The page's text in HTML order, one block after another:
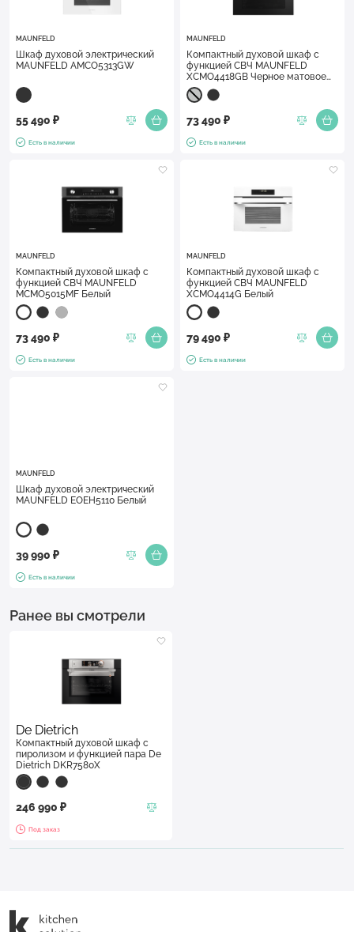
MAUNFELD
Шкаф духовой электрический
MAUNFELD AMCO5313GW
55 490 ₽
Есть в наличии
MAUNFELD
Компактный духовой шкаф с
функцией СВЧ MAUNFELD
XCMO4418GB Черное матовое
стекло
73 490 ₽
Есть в наличии
MAUNFELD
Компактный духовой шкаф с
функцией СВЧ MAUNFELD
MCMO5015MF Белый
73 490 ₽
Есть в наличии
MAUNFELD
Компактный духовой шкаф с
функцией СВЧ MAUNFELD
XCMO4414G Белый
79 490 ₽
Есть в наличии
MAUNFELD
Шкаф духовой электрический
MAUNFELD EOEH5110 Белый
39 990 ₽
Есть в наличии
Ранее вы смотрели
De Dietrich
Компактный духовой шкаф с
пиролизом и функцией пара De
Dietrich DKR7580X
246 990 ₽
Под заказ